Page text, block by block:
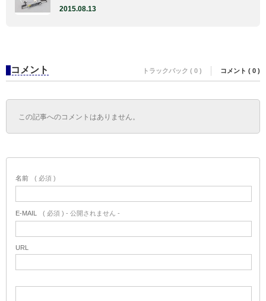
2015.08.13
コメント トラックバック ( 0 ) コメント ( 0 )
この記事へのコメントはありません。
名前 ( 必須 )
E-MAIL ( 必須 ) - 公開されません -
URL